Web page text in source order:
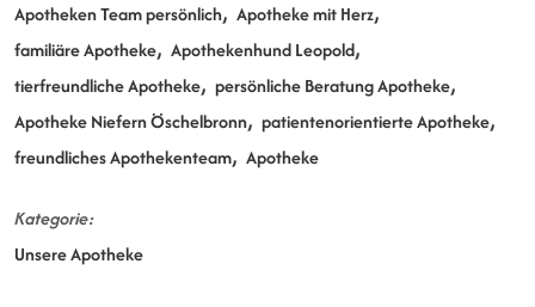
Apotheken Team persönlich Apotheke mit Herz
familiäre Apotheke Apothekenhund Leopold
tierfreundliche Apotheke persönliche Beratung Apotheke
Apotheke Niefern Öschelbronn patientenorientierte Apotheke
freundliches Apothekenteam Apotheke
Kategorie
Unsere Apotheke